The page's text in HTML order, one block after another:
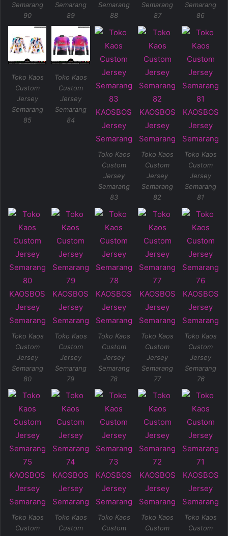
Semarang
90
Semarang
89
Semarang
88
Semarang
87
Semarang
86
Toko Kaos
Custom
Jersey
Semarang
85
Toko Kaos
Custom
Jersey
Semarang
84
Toko Kaos
Custom
Jersey
Semarang
83
Toko Kaos
Custom
Jersey
Semarang
82
Toko Kaos
Custom
Jersey
Semarang
81
Toko Kaos
Custom
Jersey
Semarang
80
Toko Kaos
Custom
Jersey
Semarang
79
Toko Kaos
Custom
Jersey
Semarang
78
Toko Kaos
Custom
Jersey
Semarang
77
Toko Kaos
Custom
Jersey
Semarang
76
Toko Kaos
Custom
Toko Kaos
Custom
Toko Kaos
Custom
Toko Kaos
Custom
Toko Kaos
Custom